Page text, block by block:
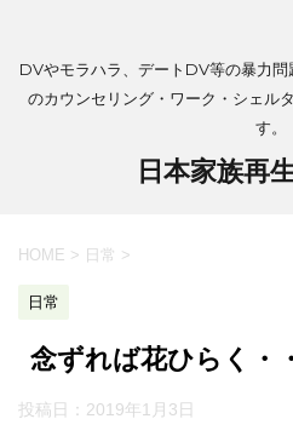
DVやモラハラ、デートDV等の暴力
のカウンセリング・ワーク・シェル
す。
日本家族再
HOME > 日常 >
日常
念ずれば花ひらく・
投稿日： 2019年1月3日